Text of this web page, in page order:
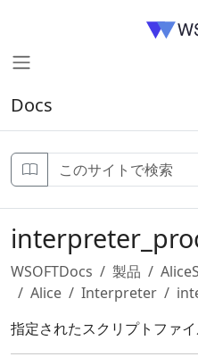
Docs
WSOFTDocs 製品
Alice
Interpreter
指定されたスクリプトファイ